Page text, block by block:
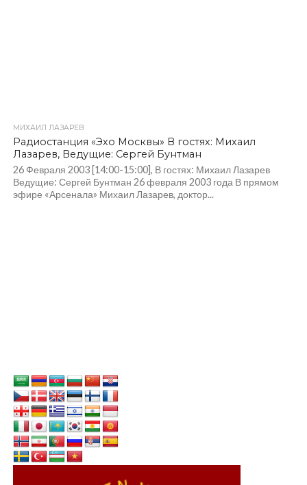
МИХАИЛ ЛАЗАРЕВ
Радиостанция «Эхо Москвы» В гостях: Михаил
Лазарев, Ведущие: Сергей Бунтман
26 Февраля 2003 [14:00-15:00], В гостях: Михаил Лазарев
Ведущие: Сергей Бунтман 26 февраля 2003 года В прямом
эфире «Арсенала» Михаил Лазарев, доктор...